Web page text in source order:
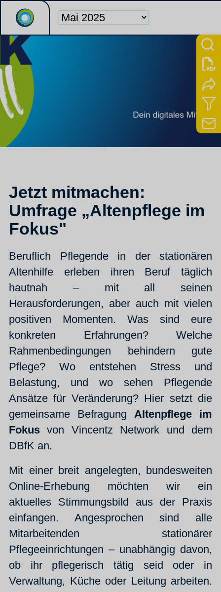
Jetzt mitmachen:
Umfrage „Altenpflege im
Fokus"
Beruflich Pflegende in der stationären
Altenhilfe erleben ihren Beruf täglich
hautnah – mit all seinen
Herausforderungen, aber auch mit vielen
positiven Momenten. Was sind eure
konkreten Erfahrungen? Welche
Rahmenbedingungen behindern gute
Pflege? Wo entstehen Stress und
Belastung, und wo sehen Pflegende
Ansätze für Veränderung? Hier setzt die
gemeinsame Befragung Altenpflege im
Fokusvon Vincentz Network und dem
DBfK an.
Mit einer breit angelegten, bundesweiten
Online-Erhebung möchten wir ein
aktuelles Stimmungsbild aus der Praxis
einfangen. Angesprochen sind alle
Mitarbeitenden stationärer
Pflegeeinrichtungen – unabhängig davon,
ob ihr pflegerisch tätig seid oder in
Verwaltung, Küche oder Leitung arbeiten.